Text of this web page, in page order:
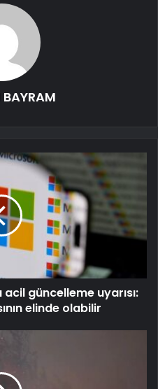
güncelleme uyarısı:
elinde olabilir